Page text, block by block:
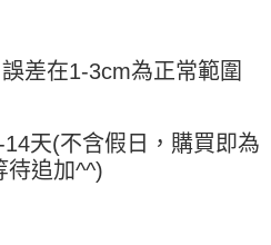
差在1-3cm為正常範圍
天(不含假日，購買即為
待追加^^)